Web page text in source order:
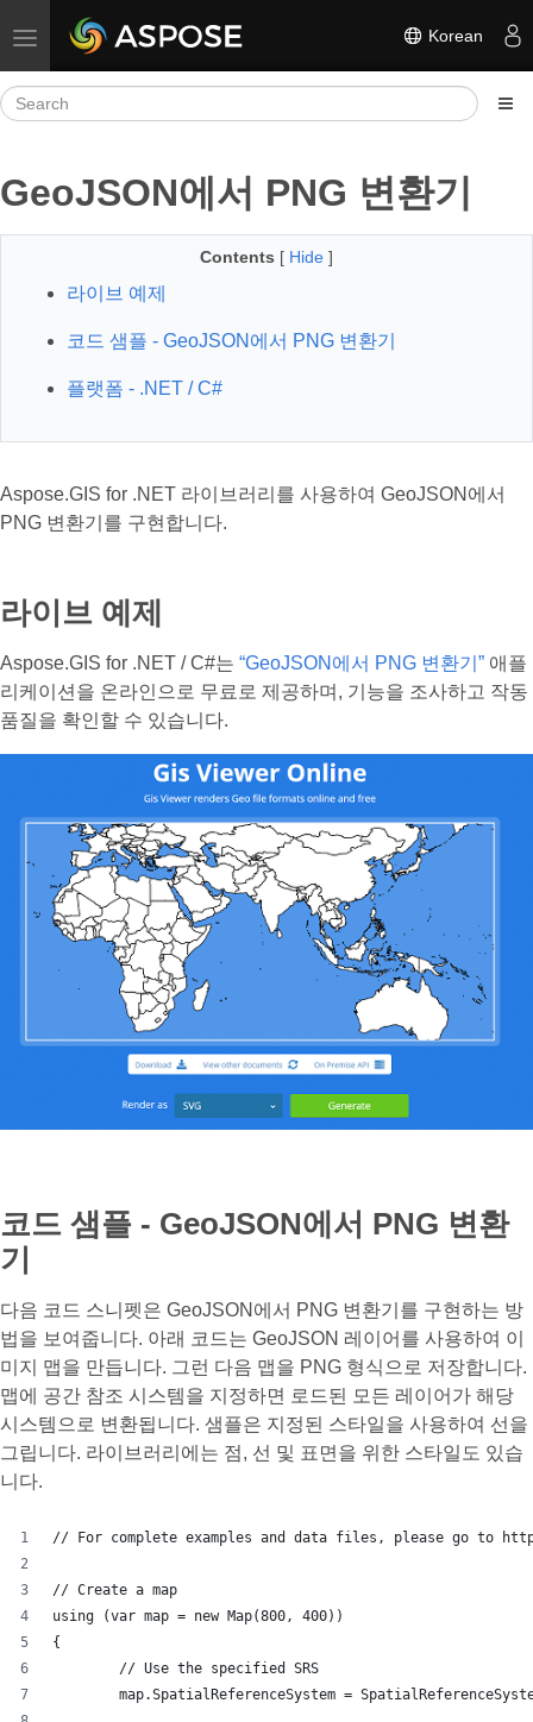
Toggle navigation Korean
GeoJSON에서 PNG 변환기
Contents [ Hide ]
라이브 예제
코드 샘플 - GeoJSON에서 PNG 변환기
플랫폼 - .NET / C#
Aspose.GIS for .NET 라이브러리를 사용하여 GeoJSON에서
PNG 변환기를 구현합니다.
라이브 예제
Aspose.GIS for .NET / C#는 “GeoJSON에서 PNG 변환기” 애플
리케이션을 온라인으로 무료로 제공하며, 기능을 조사하고 작동
품질을 확인할 수 있습니다.
코드 샘플 - GeoJSON에서 PNG 변환
기
다음 코드 스니펫은 GeoJSON에서 PNG 변환기를 구현하는 방
법을 보여줍니다. 아래 코드는 GeoJSON 레이어를 사용하여 이
미지 맵을 만듭니다. 그런 다음 맵을 PNG 형식으로 저장합니다.
맵에 공간 참조 시스템을 지정하면 로드된 모든 레이어가 해당
시스템으로 변환됩니다. 샘플은 지정된 스타일을 사용하여 선을
그립니다. 라이브러리에는 점, 선 및 표면을 위한 스타일도 있습
니다.
// For complete examples and data files, please go to
// Create a map
using (var map = new Map(800, 400))
{
	// Use the specified SRS
map.SpatialReferenceSystem =